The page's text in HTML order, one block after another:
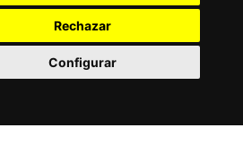
Rechazar
Configurar